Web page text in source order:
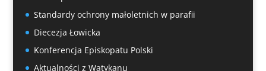
Standardy ochrony małoletnich w parafii
Diecezja Łowicka
Konferencja Episkopatu Polski
Aktualności z Watykanu